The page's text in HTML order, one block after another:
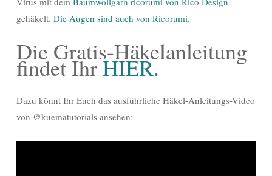
gehäkelt. Die Augen sind auch von Ricorumi.
Die Gratis-Häkelanleitung
findet IhrHIER.
Dazu könnt Ihr Euch das ausführliche Häkel-Anleitungs-Video
von @kuematutorials ansehen: